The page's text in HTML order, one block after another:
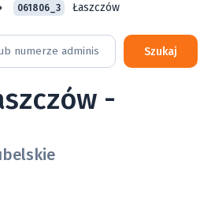
061806_3 Łaszczów
Szukaj
-